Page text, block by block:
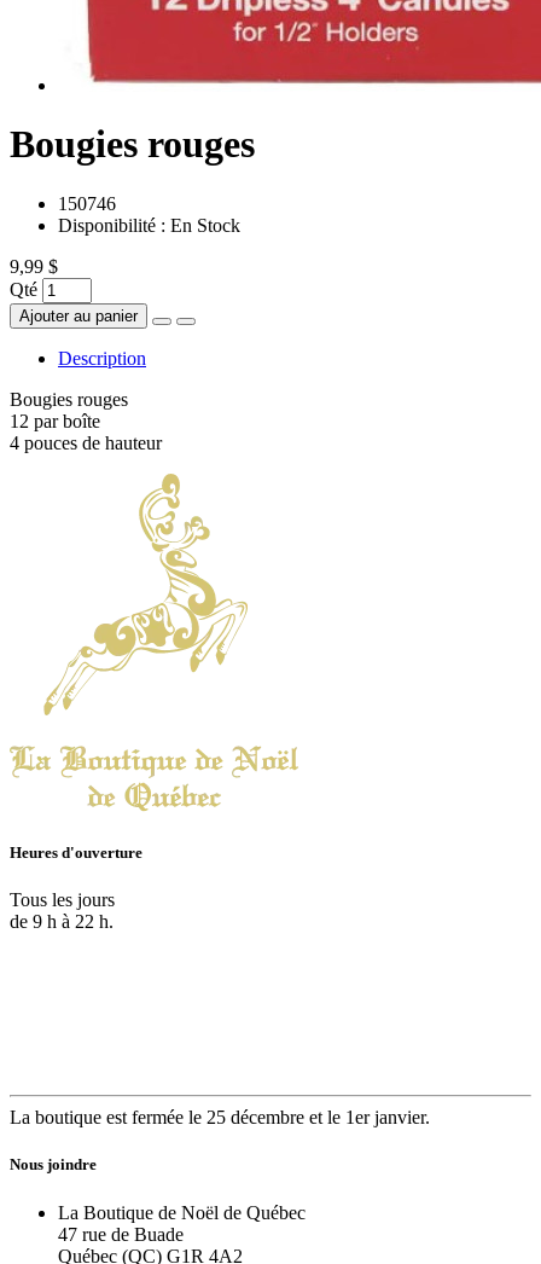
Bougies rouges
150746
Disponibilité : En Stock
9,99 $
Qté
Ajouter au panier
Description
Bougies rouges
12 par boîte
4 pouces de hauteur
Heures d'ouverture
Tous les jours
de 9 h à 22 h.
La boutique est fermée le 25 décembre et le 1er janvier.
Nous joindre
La Boutique de Noël de Québec
47 rue de Buade
Québec (QC) G1R 4A2